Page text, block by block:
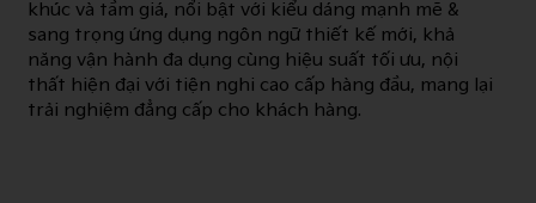
khúc và tầm giá, nổi bật với kiểu dáng mạnh mẽ &
sang trọng ứng dụng ngôn ngữ thiết kế mới, khả
năng vận hành đa dụng cùng hiệu suất tối ưu, nội
thất hiện đại với tiện nghi cao cấp hàng đầu, mang lại
trải nghiệm đẳng cấp cho khách hàng.